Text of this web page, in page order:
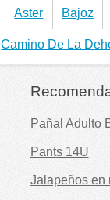
Aster Bajoz
Camino De La
Pañal Adulto
Pants 14U
Jalapeños en